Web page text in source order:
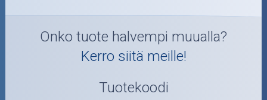
Onko tuote halvempi muualla?
Kerro siitä meille!
Tuotekoodi